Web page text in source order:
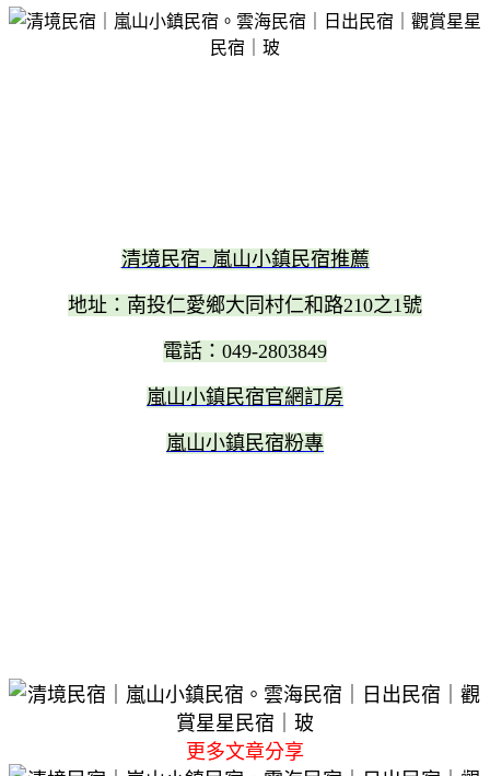
清境民宿- 嵐山小鎮民宿推薦
地址：南投仁愛鄉大同村仁和路210之1號
電話：049-2803849
嵐山小鎮民宿官網訂房
嵐山小鎮民宿粉專
更多文章分享